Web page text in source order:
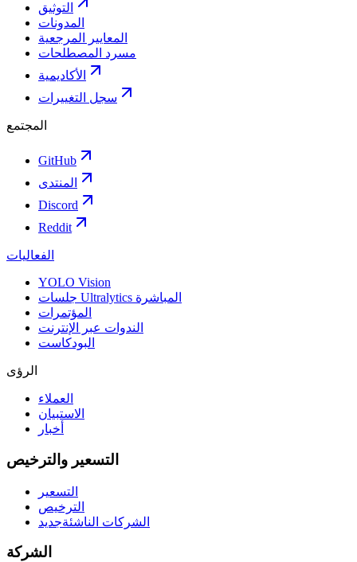
التوثيق
المدونات
المعايير المرجعية
مسرد المصطلحات
الأكاديمية
سجل التغييرات
المجتمع
GitHub
المنتدى
Discord
Reddit
الفعاليات
YOLO Vision
جلسات Ultralytics المباشرة
المؤتمرات
الندوات عبر الإنترنت
البودكاست
الرؤى
العملاء
الاستبيان
أخبار
التسعير والترخيص
التسعير
الترخيص
الشركات الناشئةجديد
الشركة